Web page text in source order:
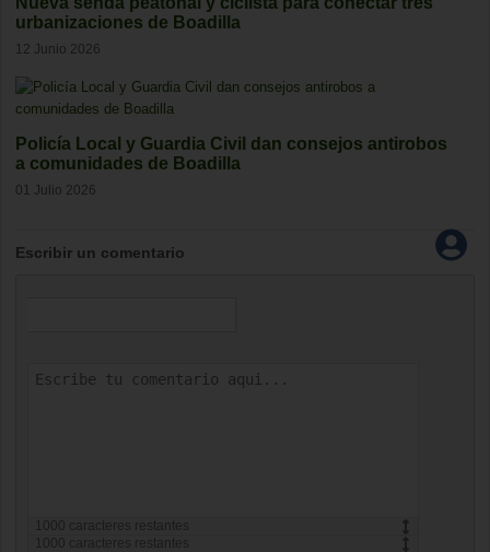
urbanizaciones de Boadilla
12 Junio 2026
Policía Local y Guardia Civil dan consejos antirobos
a comunidades de Boadilla
01 Julio 2026
Escribir un comentario
1000
caracteres restantes
1000
caracteres restantes